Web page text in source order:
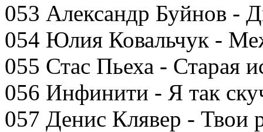
053 Александр Буйнов -
054 Юлия Ковальчук -
055 Стас Пьеха - Старая
056 Инфинити - Я так
057 Денис Клявер - Твои